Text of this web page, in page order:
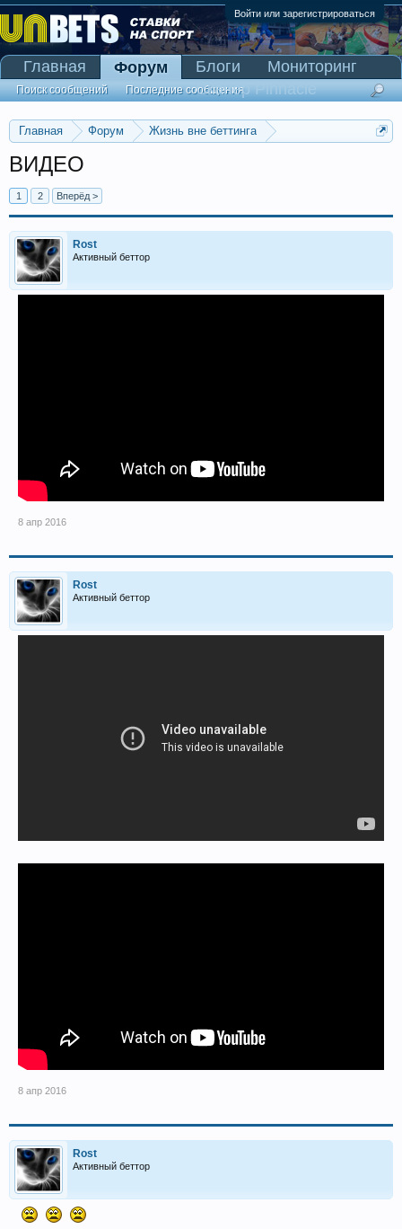
Войти или зарегистрироваться
Главная Форум
Жизнь вне беттинга
ВИДЕО
1 2 Вперёд >
Rost
Активный беттор
8 апр 2016
Rost
Активный беттор
8 апр 2016
Rost
Активный беттор
Главная Форум
Поиск сообщений Последние сообщения
Блоги
Мониторинг
Сканер Pinnacle